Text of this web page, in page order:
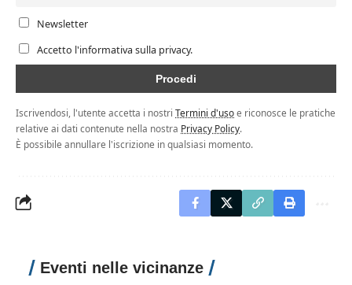
Newsletter
Accetto l'informativa sulla privacy.
Iscrivendosi, l'utente accetta i nostri Termini d'usoe riconosce le pratiche
relative ai dati contenute nella nostra Privacy Policy.
È possibile annullare l'iscrizione in qualsiasi momento.
Eventi nelle vicinanze